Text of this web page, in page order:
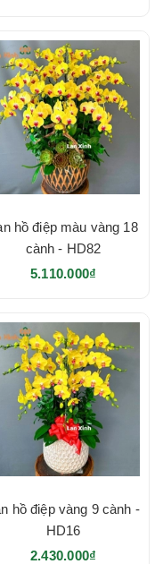
hồ điệp màu vàng 18
cành - HD82
5.110.000₫
hồ điệp vàng 9 cành -
HD16
2.430.000₫